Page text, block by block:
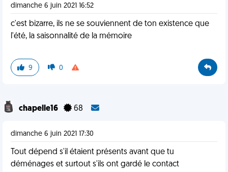
dimanche 6 juin 2021 16:52
c'est bizarre, ils ne se souviennent de ton existence que
l'été, la saisonnalité de la mémoire
9 0
chapelle16 68
dimanche 6 juin 2021 17:30
Tout dépend s'il étaient présents avant que tu
déménages et surtout s'ils ont gardé le contact